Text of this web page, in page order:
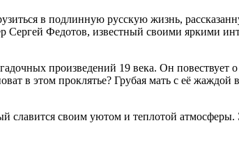
в подлинную русскую жизнь,
Федотов, известный своими яркими
произведений 19 века. Он повествует
в этом проклятье? Грубая мать с её
славится своим уютом и теплотой